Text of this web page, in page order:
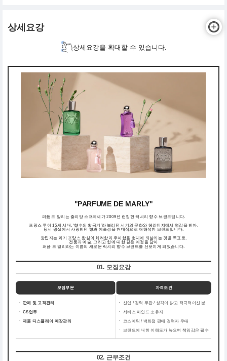
상세요강
상세요강을 확대할 수 있습니다.
"PARFUME DE MARLY"
퍼퓸 드 말리는 줄리앙 스프레셰가 2009년 런칭한 럭셔리 향수 브랜드입니다.
프랑스 루이 15세 시대, ‘향수의 황금기’라 불리던 시기의 문화와 헤리티지에서 영감을 받아,
당시 왕실에서 사랑받던 향과 예술성을 현대적으로 재해석한 브랜드입니다.
창립자는 과거 프랑스 왕실의 화려함과 우아함을 현대에 되살리는 것을 목표로,
전통과 예술, 그리고 향에 대한 깊은 애정을 담아
퍼퓸 드 말리라는 이름의 새로운 럭셔리 향수 브랜드를 선보이게 되었습니다.
01. 모집요강
모집부문 자격조건
ㆍ 판매 및 고객관리
ㆍ CS업무
ㆍ 제품 디스플레이 매장관리
ㆍ 신입 / 경력 무관 / 성격이 밝고 적극적이신 분
ㆍ
서비스 마인드 소유자
ㆍ
코스메틱 / 백화점 판매 경력자 우대
ㆍ 브랜드에 대한 이해도가 높으며 책임감은 필수
02. 근무조건